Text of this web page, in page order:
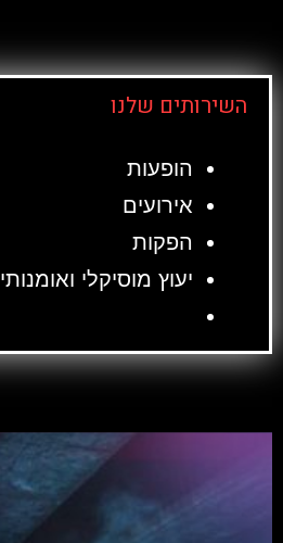
השירותים שלנו
הופעות
אירועים
הפקות
יעוץ מוסיקלי ואומנותי